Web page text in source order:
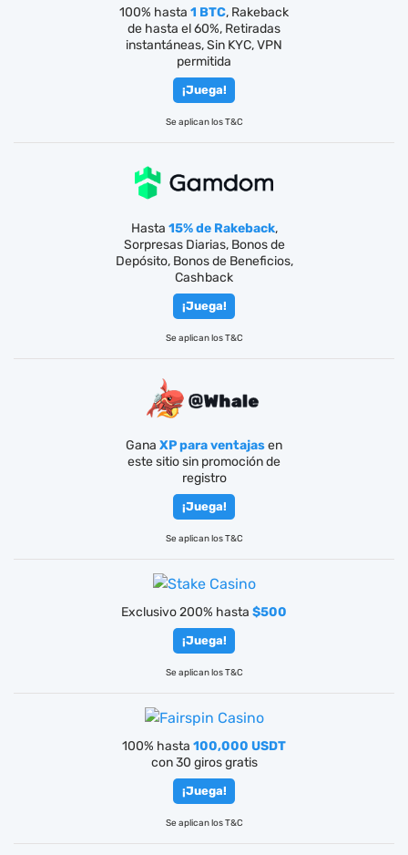
100% hasta 1 BTC, Rakeback
de hasta el 60%, Retiradas
instantáneas, Sin KYC, VPN
permitida
¡Juega!
Se aplican los T&C
Hasta 15% de Rakeback,
Sorpresas Diarias, Bonos de
Depósito, Bonos de Beneficios,
Cashback
¡Juega!
Se aplican los T&C
Gana XP para ventajasen
este sitio sin promoción de
registro
¡Juega!
Se aplican los T&C
Exclusivo 200% hasta $500
¡Juega!
Se aplican los T&C
100% hasta 100,000 USDT
con 30 giros gratis
¡Juega!
Se aplican los T&C